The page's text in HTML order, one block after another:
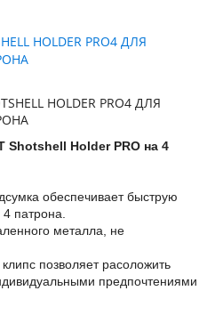
HOLDER PRO4 ДЛЯ
Shotshell Holder PRO на 4
обеспечивает быструю
патрона.
металла, не
позволяет расоложить
предпочтениями